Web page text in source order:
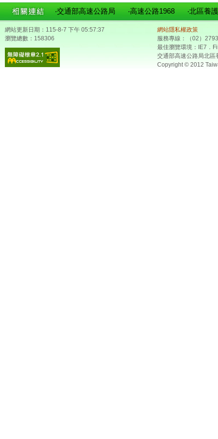
‧交通部高速公路局 ‧高速公路1968 ‧北區養
網站更新日期：115-8-7 下午 05:57:37
瀏覽總數：158306
網站隱私權政策
服務專線：（02）
最佳瀏覽環境：IE7．
交通部高速公路局北區
Copyright © 2012